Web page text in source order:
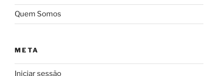
Quem Somos
META
Iniciar sessão